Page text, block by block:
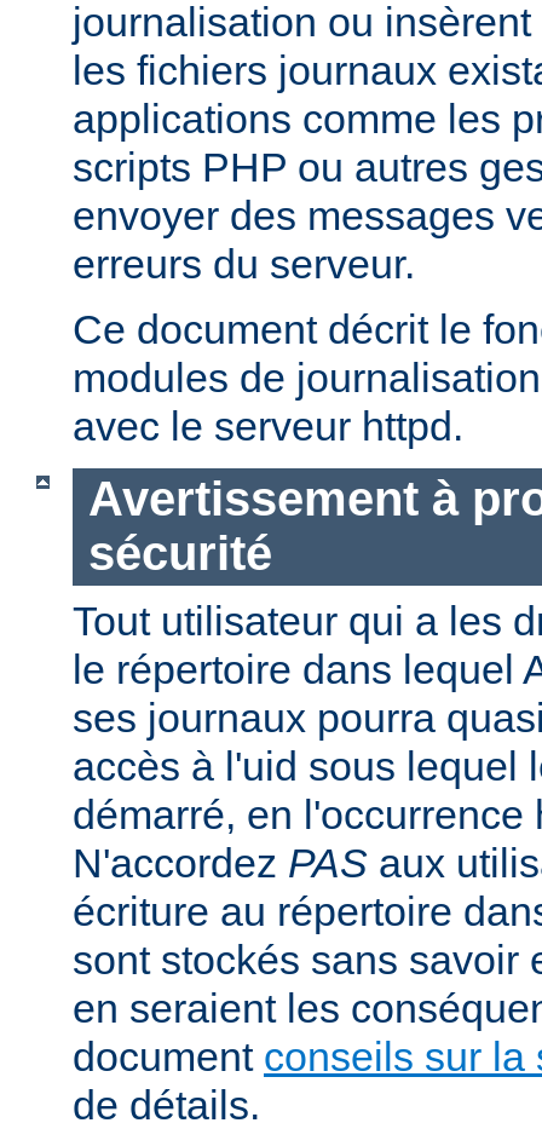
journalisation ou
les fichiers journaux
applications comme les
scripts PHP ou autres
envoyer des messages
erreurs du serveur.
Ce document décrit le
modules de
avec le serveur httpd.
Avertissement à
sécurité
Tout utilisateur qui a les
le répertoire dans lequel
ses journaux pourra
accès à l'uid sous lequel
démarré, en
N'accordez PAS aux
écriture au répertoire
sont stockés sans savoir
en seraient les
document conseils sur la
de détails.